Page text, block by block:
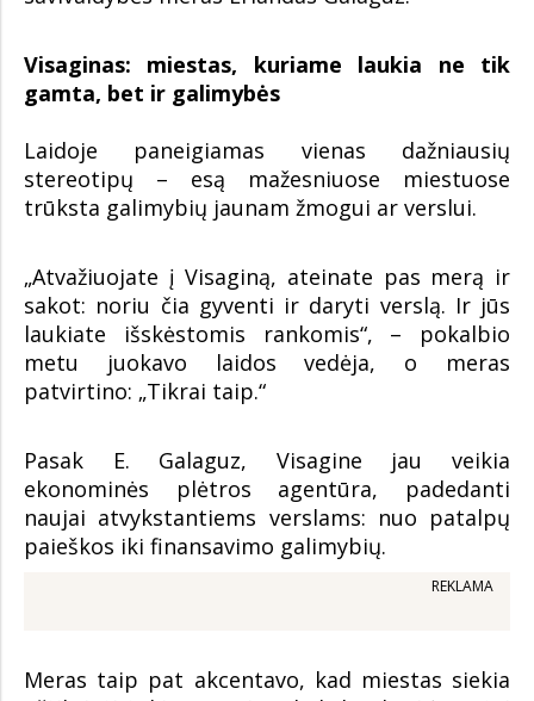
Visaginas: miestas, kuriame laukia ne tik
gamta, bet ir galimybės
Laidoje paneigiamas vienas dažniausių
stereotipų – esą mažesniuose miestuose
trūksta galimybių jaunam žmogui ar verslui.
„Atvažiuojate į Visaginą, ateinate pas merą ir
sakot: noriu čia gyventi ir daryti verslą. Ir jūs
laukiate išskėstomis rankomis“, – pokalbio
metu juokavo laidos vedėja, o meras
patvirtino: „Tikrai taip.“
Pasak E. Galaguz, Visagine jau veikia
ekonominės plėtros agentūra, padedanti
naujai atvykstantiems verslams: nuo patalpų
paieškos iki finansavimo galimybių.
REKLAMA
Meras taip pat akcentavo, kad miestas siekia